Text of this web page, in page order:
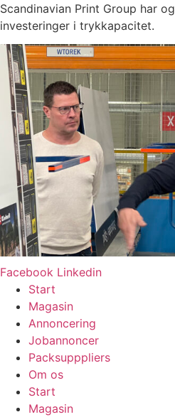
Scandinavian Print Group har
investeringer i trykkapacitet.
Facebook Linkedin
Start
Magasin
Annoncering
Jobannoncer
Packsupppliers
Om os
Start
Magasin